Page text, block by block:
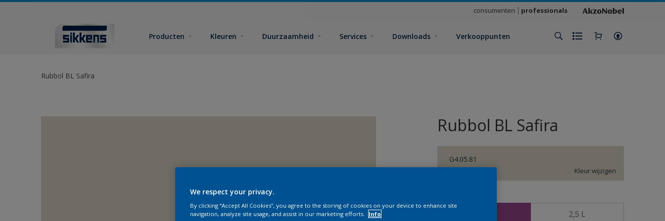
consumenten professionals
Producten Kleuren Duurzaamheid Services Downloads Verkooppunten
Rubbol BL Safira
Rubbol BL Safira
G4.05.81
Kleur wijzigen
2,5 L
We respect your privacy.
By clicking “Accept All Cookies”, you agree to the storing of cookies on your device to enhance site
navigation, analyze site usage, and assist in our marketing efforts.
Info